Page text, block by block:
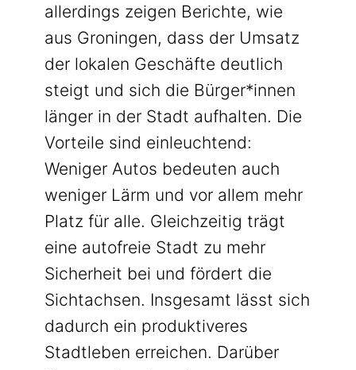
allerdings zeigen Berichte, wie
aus Groningen, dass der Umsatz
der lokalen Geschäfte deutlich
steigt und sich die Bürger*innen
länger in der Stadt aufhalten. Die
Vorteile sind einleuchtend:
Weniger Autos bedeuten auch
weniger Lärm und vor allem mehr
Platz für alle. Gleichzeitig trägt
eine autofreie Stadt zu mehr
Sicherheit bei und fördert die
Sichtachsen. Insgesamt lässt sich
dadurch ein produktiveres
Stadtleben erreichen. Darüber